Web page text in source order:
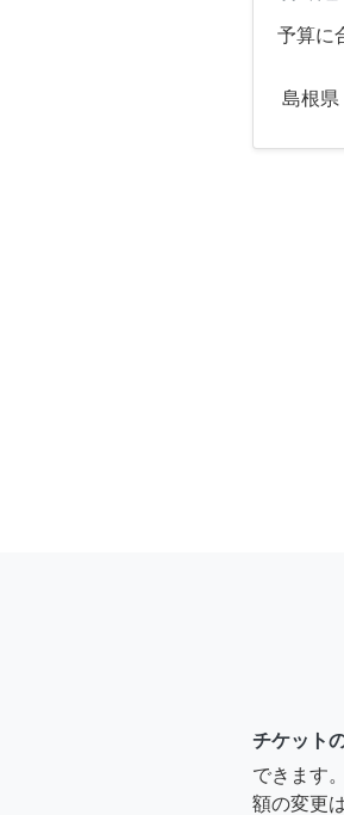
予算に
島根県
チケット
できます
額の変更